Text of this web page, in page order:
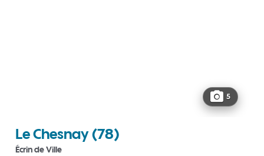
5
Le Chesnay(78)
Écrin de Ville